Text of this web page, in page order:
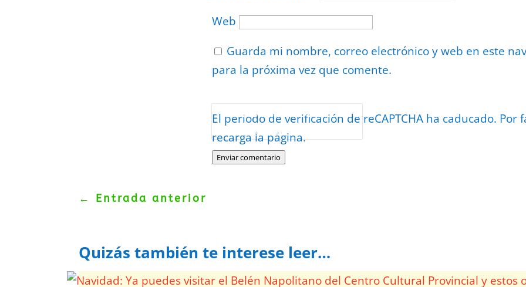
Web
Guarda mi nombre, correo electrónico y web en este
para la próxima vez que comente.
El periodo de verificación de reCAPTCHA ha caducado. Por
recarga la página.
Enviar comentario
Protegidos por reCAPTCHA
Términos
← Entrada anterior
Quizás también te interese leer…